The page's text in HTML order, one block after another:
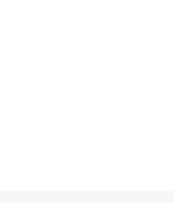
11回八戸大
会